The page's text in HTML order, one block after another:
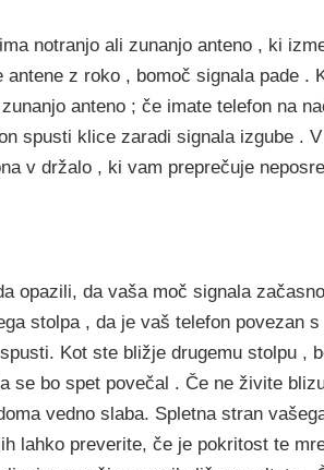
notranjo ali zunanjo anteno , ki
z roko , bomoč signala pade .
anteno ; če imate telefon na
spusti klice zaradi signala izgube .
v držalo , ki vam preprečuje
opazili, da vaša moč signala
stolpa , da je vaš telefon povezan
Kot ste bližje drugemu stolpu ,
se bo spet povečal . Če ne živite
vedno slaba. Spletna stran
lahko preverite, če je pokritost te